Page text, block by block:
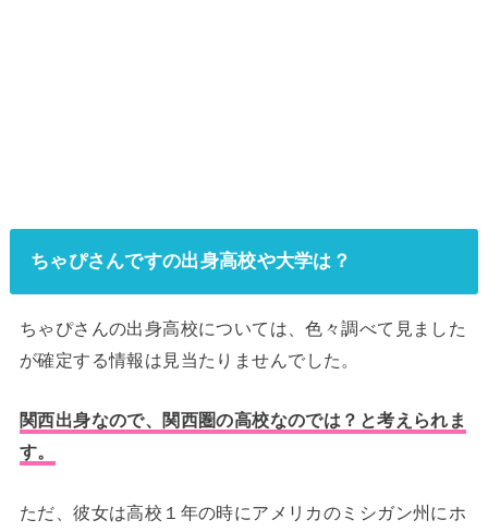
ちゃぴさんですの出身高校や大学は？
ちゃぴさんの出身高校については、色々調べて見ました
が確定する情報は見当たりませんでした。
関西出身なので、 関西圏の高校なのでは？ と考えられま
す。
ただ、彼女は高校１年の時にアメリカのミシガン州にホ